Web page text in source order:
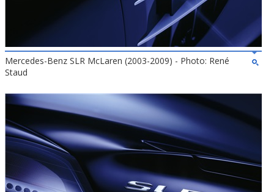
Mercedes-Benz SLR McLaren (2003-2009) - Photo: René
Staud